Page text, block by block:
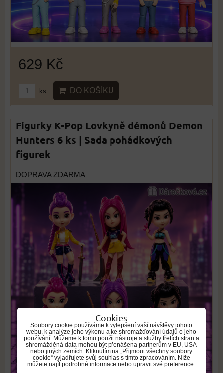
629 Kč
ks DO KOŠÍKU
Figurky K-Pop Lovkyně démonů Demon
Hunters 6 ks | Sada pohádkových
figurek
DOPRAVA ZDARMA
Cookies
Soubory cookie používáme k vylepšení vaší návštěvy tohoto
webu, k analýze jeho výkonu a ke shromažďování údajů o jeho
používání. Můžeme k tomu použít nástroje a služby třetích stran a
shromážděná data mohou být přenášena partnerům v EU, USA
nebo jiných zemích. Kliknutím na „Přijmout všechny soubory
cookie“ vyjadřujete svůj souhlas s tímto zpracováním. Níže
můžete najít podrobné informace nebo upravit své preference.